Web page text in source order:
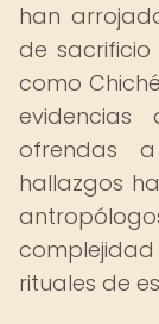
han
de sacrificio
como
evidencias
ofrendas
hallazgos
rituales de